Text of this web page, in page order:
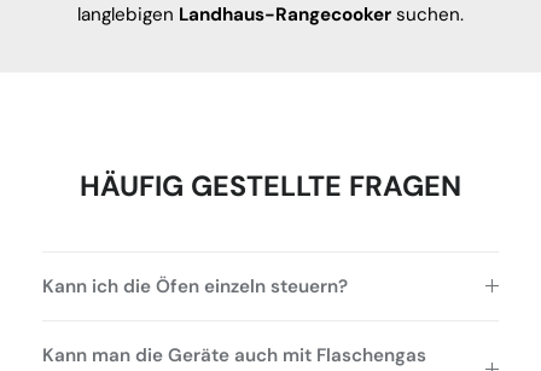
langlebigen Landhaus-Rangecookersuchen.
HÄUFIG GESTELLTE FRAGEN
Kann ich die Öfen einzeln steuern?
Kann man die Geräte auch mit Flaschengas